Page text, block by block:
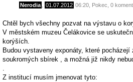
Nerodia 01.07.2012 06:20 Pokec , 0
Chtěl bych všechny pozvat na výstavu o
V městském muzeu Čelákovice se
korýších.
Budou vystaveny exponáty, které
soukromých sbírek , a možná již nikdy
.
Z institucí musím jmenovat tyto: